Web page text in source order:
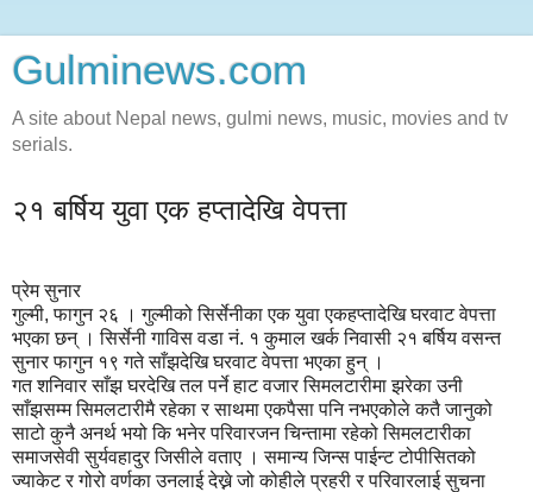
Gulminews.com
A site about Nepal news, gulmi news, music, movies and tv
serials.
२१ बर्षिय युवा एक हप्तादेखि वेपत्ता
प्रेम सुनार
गुल्मी, फागुन २६ । गुल्मीको सिर्सेनीका एक युवा एकहप्तादेखि घरवाट वेपत्ता
भएका छन् । सिर्सेनी गाविस वडा नं. १ कुमाल खर्क निवासी २१ बर्षिय वसन्त
सुनार फागुन १९ गते साँझदेखि घरवाट वेपत्ता भएका हुन् ।
गत शनिवार साँझ घरदेखि तल पर्ने हाट वजार सिमलटारीमा झरेका उनी
साँझसम्म सिमलटारीमै रहेका र साथमा एकपैसा पनि नभएकोले कतै जानुको
साटो कुनै अनर्थ भयो कि भनेर परिवारजन चिन्तामा रहेको सिमलटारीका
समाजसेवी सुर्यवहादुर जिसीले वताए । समान्य जिन्स पाईन्ट टोपीसितको
ज्याकेट र गोरो वर्णका उनलाई देख्ने जो कोहीले प्रहरी र परिवारलाई सुचना